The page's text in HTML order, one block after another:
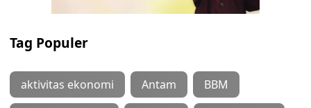
Tag Populer
aktivitas ekonomi Antam BBM